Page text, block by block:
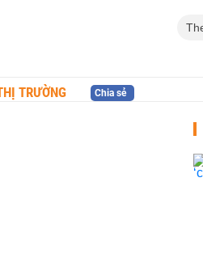
TRƯỜNG Chia sẻ